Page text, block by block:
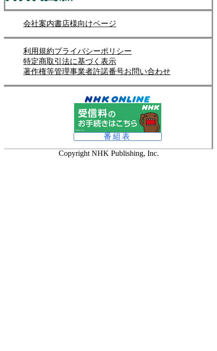
会社案内書店様向けページ
利用規約プライバシーポリシー
特定商取引法に基づく表示
著作権等管理事業者許諾番号お問い合わせ
番組表
Copyright NHK Publishing, Inc.